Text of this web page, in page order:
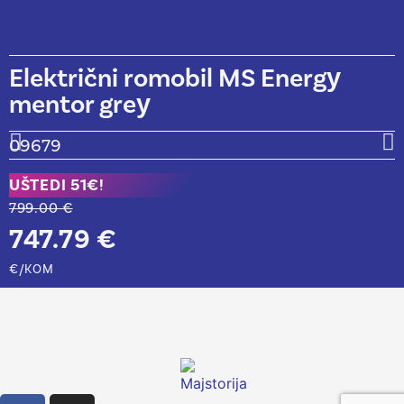
Električni romobil MS Energy
mentor grey
09679
UŠTEDI 51€!
799.00 €
747.79 €
€/KOM